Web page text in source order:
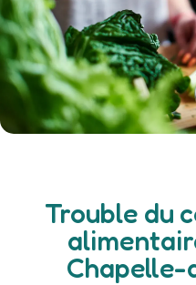
Trouble du
Chapelle-